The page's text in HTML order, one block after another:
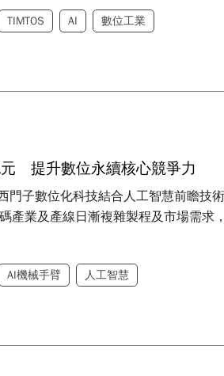
TIMTOS AI 數位工業
提升數位永續核心競爭力
門子數位化科技結合人工智慧前瞻技
產業及產線日漸複雜製程及市場需
AI機械手臂 人工智慧